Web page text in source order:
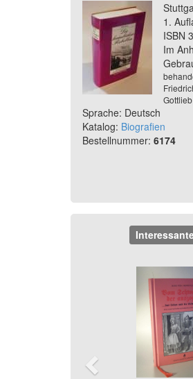
1.
ISBN
Im
Sprache: Deutsch
Katalog: Biografien
Bestellnummer: 6174